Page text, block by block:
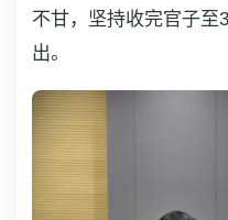
不甘，坚持收完官子至
出。